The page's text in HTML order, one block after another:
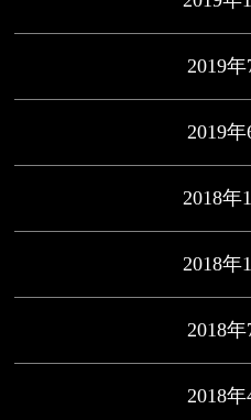
2019年
2019年
2018年
2018年
2018年
2018年